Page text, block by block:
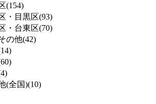
(154)
・目黒区(93)
・台東区(70)
の他(42)
(全国)(10)